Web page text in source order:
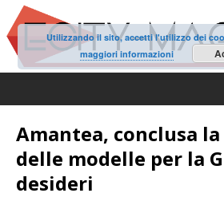
Amantea, conclusa
delle modelle per la
desideri
Utilizzando il sito, accetti l'utilizzo dei
maggiori informazioni